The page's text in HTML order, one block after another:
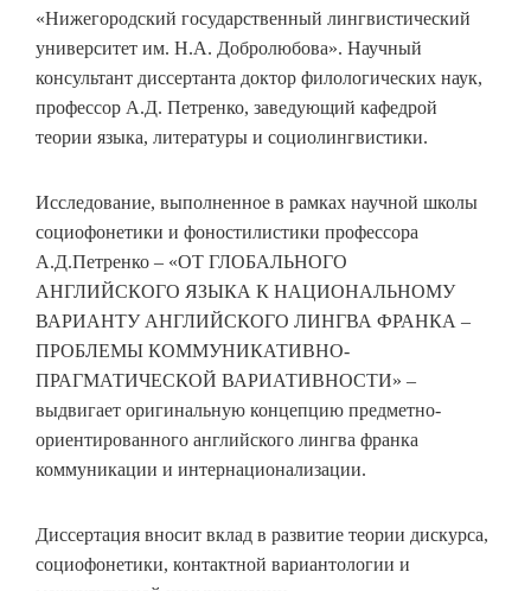
«Нижегородский государственный лингвистический
университет им. Н.А. Добролюбова». Научный
консультант диссертанта доктор филологических наук,
профессор А.Д. Петренко, заведующий кафедрой
теории языка, литературы и социолингвистики.
Исследование, выполненное в рамках научной школы
социофонетики и фоностилистики профессора
А.Д.Петренко – «ОТ ГЛОБАЛЬНОГО
АНГЛИЙСКОГО ЯЗЫКА К НАЦИОНАЛЬНОМУ
ВАРИАНТУ АНГЛИЙСКОГО ЛИНГВА ФРАНКА –
ПРОБЛЕМЫ КОММУНИКАТИВНО-
ПРАГМАТИЧЕСКОЙ ВАРИАТИВНОСТИ» –
выдвигает оригинальную концепцию предметно-
ориентированного английского лингва франка
коммуникации и интернационализации.
Диссертация вносит вклад в развитие теории дискурса,
социофонетики, контактной вариантологии и